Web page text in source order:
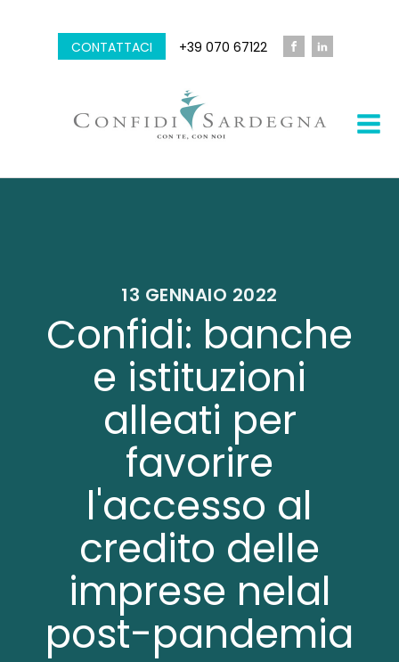
CONTATTACI +39 070 67122
13 GENNAIO 2022
Confidi: banche
e istituzioni
alleati per
favorire
l'accesso al
credito delle
imprese nelal
post-pandemia